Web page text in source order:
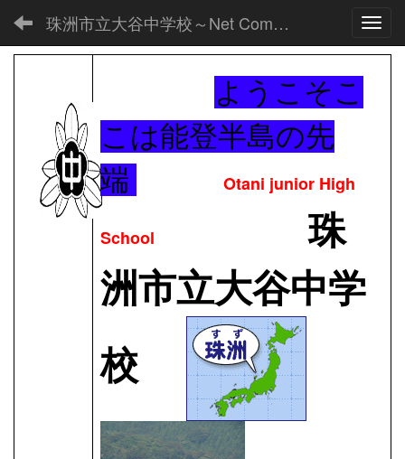
珠洲市立大谷中学校～Net Commons～
ようこそこ
こは能登半島の先
端
Otani junior High
School
珠
洲市立大谷中学
校